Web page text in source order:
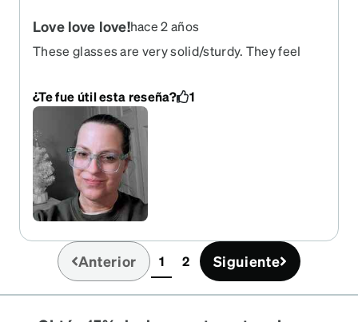
Love love love!hace 2 años
These glasses are very solid/sturdy. They feel
¿Te fue útil esta reseña? 1
Anterior 1(current)
2 Siguiente